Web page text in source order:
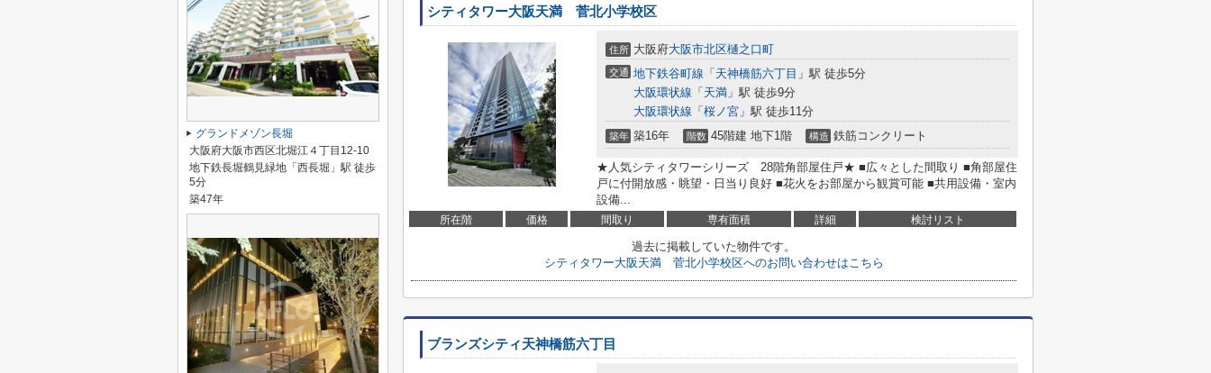
シティタワー大阪天満 菅北小学校区
住所 大阪府大阪市北区樋之口町
交通 地下鉄谷町線 「 天神橋筋六丁目 」駅 徒歩5分
大阪環状線 「 天満 」駅 徒歩9分
大阪環状線 「 桜ノ宮 」駅 徒歩11分
築年 築16年 階数 45階建 地下1階 構造 鉄筋コンクリート
★人気シティタワーシリーズ 28階角部屋住戸★ ■広々とした間取り ■角部屋住
戸に付開放感・眺望・日当り良好 ■花火をお部屋から観賞可能 ■共用設備・室内
設備...
所在階 価格 間取り 専有面積 詳細 検討リスト
過去に掲載していた物件です。
シティタワー大阪天満 菅北小学校区へのお問い合わせはこちら
ブランズシティ天神橋筋六丁目
グランドメゾン長堀
大阪府大阪市西区北堀江４丁目12-10
地下鉄長堀鶴見緑地「西長堀」駅 徒歩
5分
築47年